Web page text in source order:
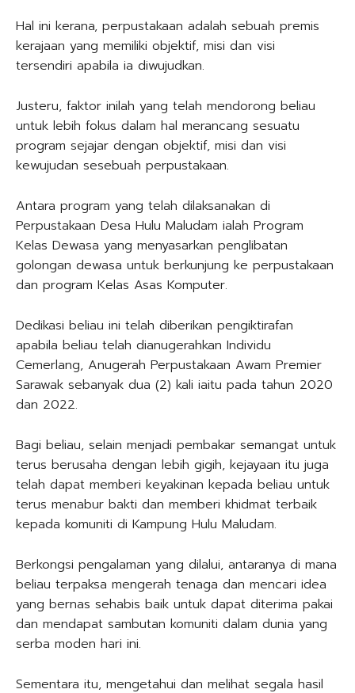
Hal ini kerana, perpustakaan adalah sebuah premis
kerajaan yang memiliki objektif, misi dan visi
tersendiri apabila ia diwujudkan.
Justeru, faktor inilah yang telah mendorong beliau
untuk lebih fokus dalam hal merancang sesuatu
program sejajar dengan objektif, misi dan visi
kewujudan sesebuah perpustakaan.
Antara program yang telah dilaksanakan di
Perpustakaan Desa Hulu Maludam ialah Program
Kelas Dewasa yang menyasarkan penglibatan
golongan dewasa untuk berkunjung ke perpustakaan
dan program Kelas Asas Komputer.
Dedikasi beliau ini telah diberikan pengiktirafan
apabila beliau telah dianugerahkan Individu
Cemerlang, Anugerah Perpustakaan Awam Premier
Sarawak sebanyak dua (2) kali iaitu pada tahun 2020
dan 2022.
Bagi beliau, selain menjadi pembakar semangat untuk
terus berusaha dengan lebih gigih, kejayaan itu juga
telah dapat memberi keyakinan kepada beliau untuk
terus menabur bakti dan memberi khidmat terbaik
kepada komuniti di Kampung Hulu Maludam.
Berkongsi pengalaman yang dilalui, antaranya di mana
beliau terpaksa mengerah tenaga dan mencari idea
yang bernas sehabis baik untuk dapat diterima pakai
dan mendapat sambutan komuniti dalam dunia yang
serba moden hari ini.
Sementara itu, mengetahui dan melihat segala hasil